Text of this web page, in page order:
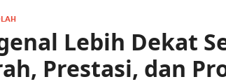
Lebih Dekat
Prestasi, dan